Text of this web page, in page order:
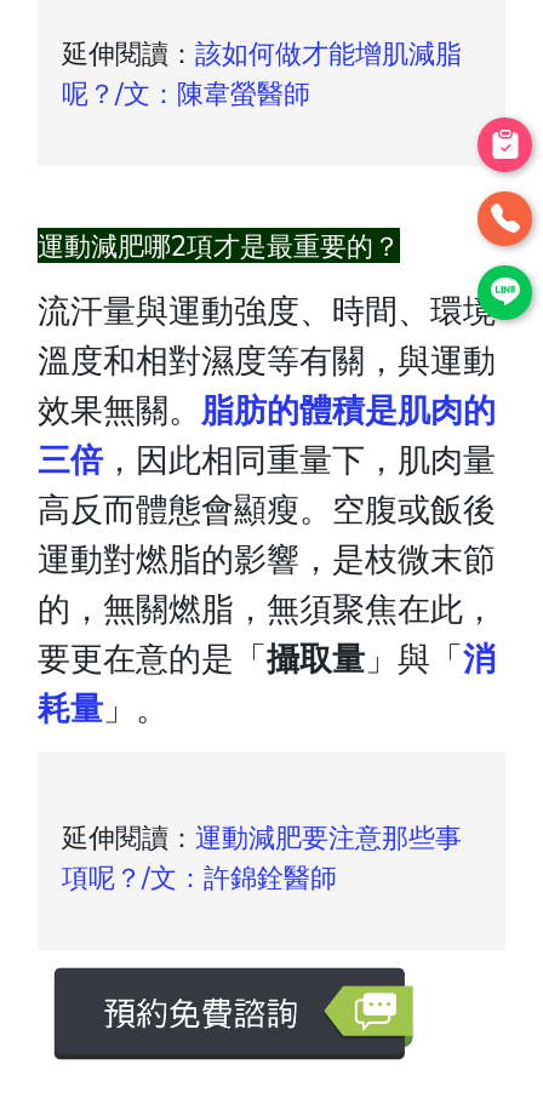
延伸閱讀：該如何做才能增肌減脂
呢？/文：陳韋螢醫師
運動減肥哪2項才是最重要的？
流汗量與運動強度、時間、環境
溫度和相對濕度等有關，與運動
效果無關。 脂肪的體積是肌肉的
三倍，因此相同重量下，肌肉量
高反而體態會顯瘦。 空腹或飯後
運動對燃脂的影響，是枝微末節
的，無關燃脂，無須聚焦在此，
要更在意的是「攝取量 」與「消
耗量 」。
延伸閱讀：運動減肥要注意那些事
項呢？/文：許錦銓醫師